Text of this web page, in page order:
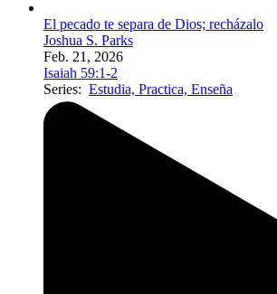
El pecado te separa de Dios; recházalo
Joshua S. Parks
Feb. 21, 2026
Isaiah 59:1-2
Series: Estudia, Practica, Enseña